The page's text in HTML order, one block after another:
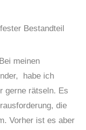
Bestandteil
meinen
habe ich
gerne rätseln. Es
die
Vorher ist es aber